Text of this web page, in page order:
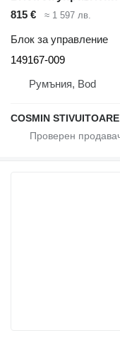
815 € ≈ 1 597 лв.
Блок за управление
149167-009
Румъния, Bod
COSMIN STIVUITOARE